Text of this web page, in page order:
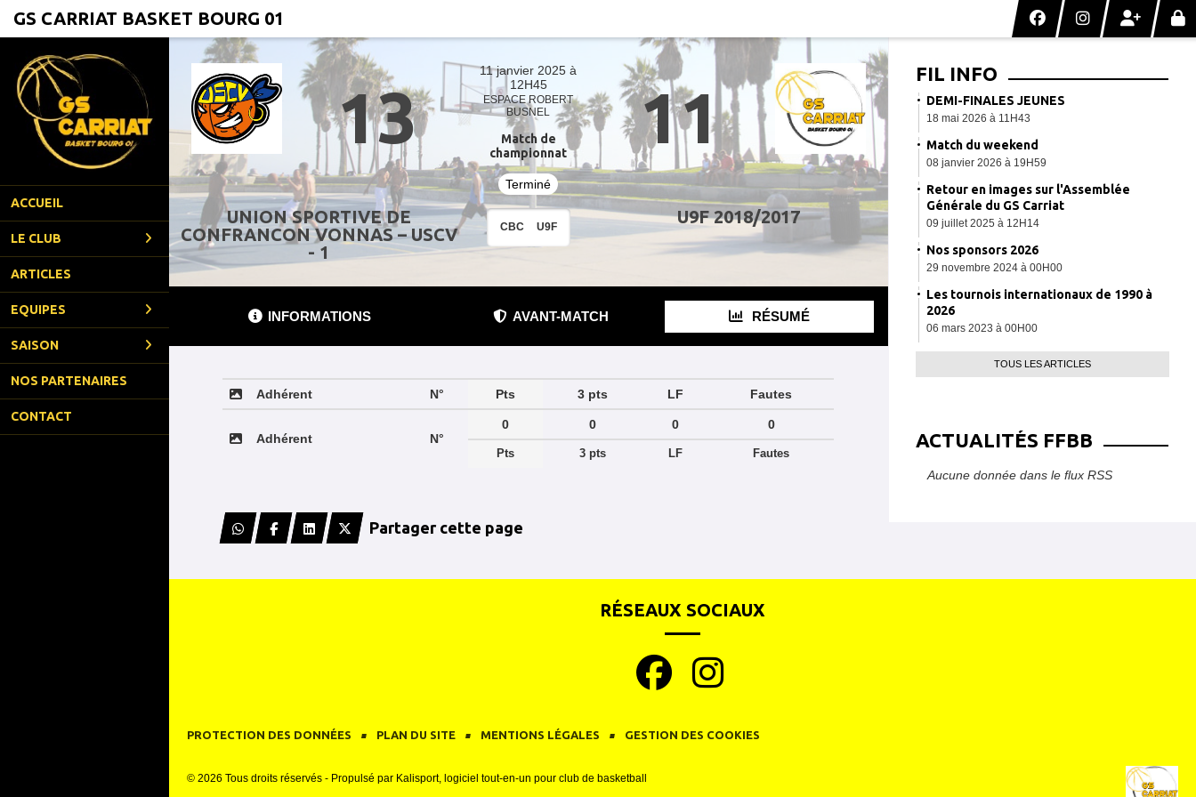
GS CARRIAT BASKET BOURG 01
ACCUEIL
LE CLUB
ARTICLES
EQUIPES
SAISON
NOS PARTENAIRES
CONTACT
11 janvier 2025 à
12H45
ESPACE ROBERT
BUSNEL
Match de
championnat
Terminé
13 11
UNION SPORTIVE DE
CONFRANCON VONNAS – USCV
- 1
U9F 2018/2017
CBC U9F
INFORMATIONS AVANT-MATCH RÉSUMÉ
Adhérent N° Pts 3 pts LF Fautes
Adhérent N°
0 0 0 0
Pts 3 pts LF Fautes
Partager cette page
FIL INFO
DEMI-FINALES JEUNES
18 mai 2026 à 11H43
Match du weekend
08 janvier 2026 à 19H59
Retour en images sur l'Assemblée
Générale du GS Carriat
09 juillet 2025 à 12H14
Nos sponsors 2026
29 novembre 2024 à 00H00
Les tournois internationaux de 1990 à
2026
06 mars 2023 à 00H00
TOUS LES ARTICLES
ACTUALITÉS FFBB
Aucune donnée dans le flux RSS
RÉSEAUX SOCIAUX
PROTECTION DES DONNÉES PLAN DU SITE MENTIONS LÉGALES GESTION DES COOKIES
© 2026 Tous droits réservés - Propulsé par Kalisport, logiciel tout-en-un pour club de basketball